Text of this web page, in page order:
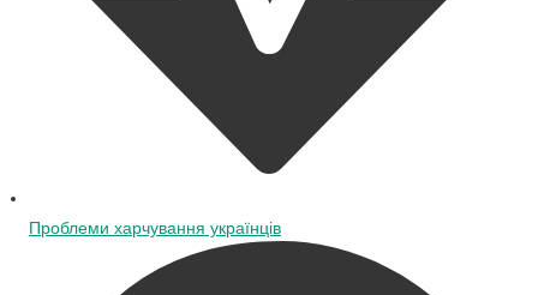
Проблеми харчування українців